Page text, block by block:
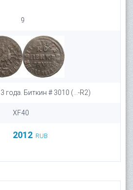
9
года. Биткин # 3010 (...-R2)
XF40
2012 RUB